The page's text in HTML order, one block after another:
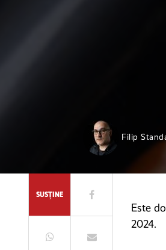
Filip
SUSȚINE
Este
2024.